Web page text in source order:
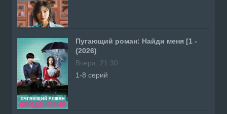
Пугающий роман: Найди меня [1 -
(2026)
Вчера, 21:30
1-8 серий